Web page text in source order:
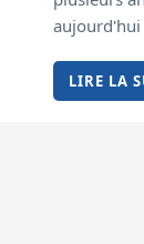
aujourd'hui
LIRE LA